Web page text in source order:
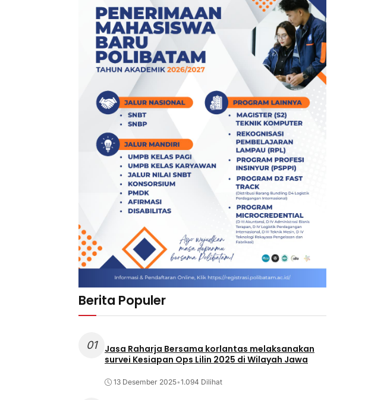
Berita Populer
01
Jasa Raharja Bersama korlantas melaksanakan
survei Kesiapan Ops Lilin 2025 di Wilayah Jawa
13 Desember 2025•1.094 Dilihat